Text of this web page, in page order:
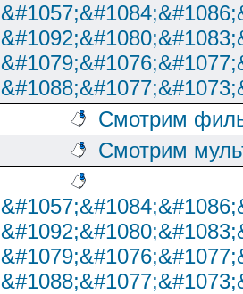
Смотрим
Смотрим